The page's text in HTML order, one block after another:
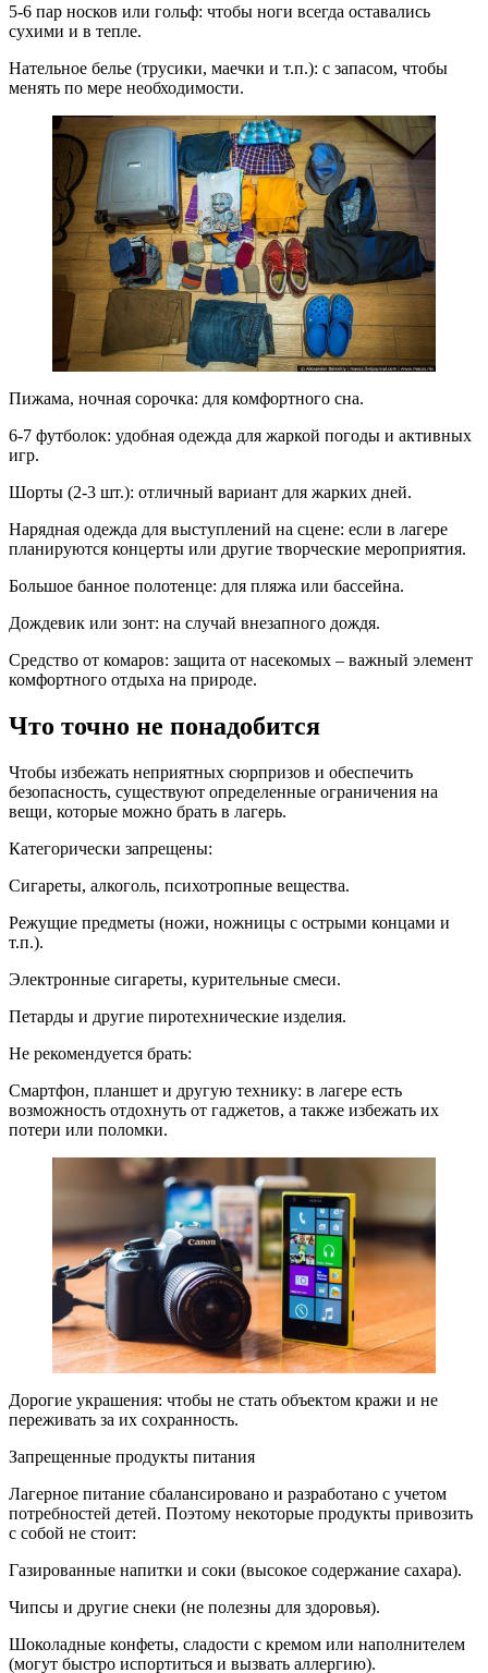
5-6 пар носков или гольф: чтобы ноги всегда оставались
сухими и в тепле.
Нательное белье (трусики, маечки и т.п.): с запасом, чтобы
менять по мере необходимости.
Пижама, ночная сорочка: для комфортного сна.
6-7 футболок: удобная одежда для жаркой погоды и активных
игр.
Шорты (2-3 шт.): отличный вариант для жарких дней.
Нарядная одежда для выступлений на сцене: если в лагере
планируются концерты или другие творческие мероприятия.
Большое банное полотенце: для пляжа или бассейна.
Дождевик или зонт: на случай внезапного дождя.
Средство от комаров: защита от насекомых – важный элемент
комфортного отдыха на природе.
Что точно не понадобится
Чтобы избежать неприятных сюрпризов и обеспечить
безопасность, существуют определенные ограничения на
вещи, которые можно брать в лагерь.
Категорически запрещены:
Сигареты, алкоголь, психотропные вещества.
Режущие предметы (ножи, ножницы с острыми концами и
т.п.).
Электронные сигареты, курительные смеси.
Петарды и другие пиротехнические изделия.
Не рекомендуется брать:
Смартфон, планшет и другую технику: в лагере есть
возможность отдохнуть от гаджетов, а также избежать их
потери или поломки.
Дорогие украшения: чтобы не стать объектом кражи и не
переживать за их сохранность.
Запрещенные продукты питания
Лагерное питание сбалансировано и разработано с учетом
потребностей детей. Поэтому некоторые продукты привозить
с собой не стоит:
Газированные напитки и соки (высокое содержание сахара).
Чипсы и другие снеки (не полезны для здоровья).
Шоколадные конфеты, сладости с кремом или наполнителем
(могут быстро испортиться и вызвать аллергию).